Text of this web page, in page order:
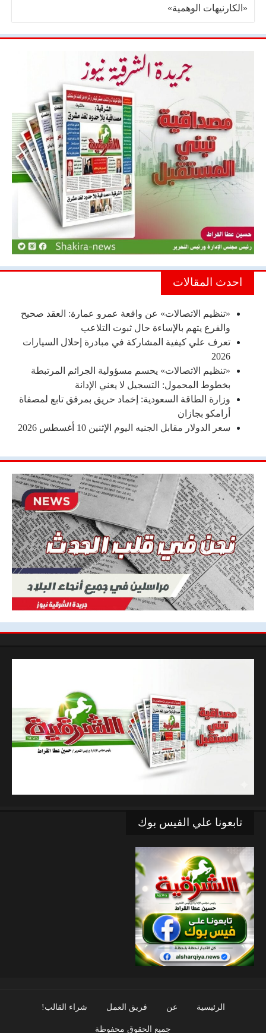
«الكارنيهات الوهمية»
احدث المقالات
«تنظيم الاتصالات» عن واقعة عمرو عمارة: العقد صحيح
والفرع يتهم بالإساءة حال ثبوت التلاعب
تعرف علي كيفية المشاركة في مبادرة إحلال السيارات
2026
«تنظيم الاتصالات» يحسم مسؤولية الجرائم المرتبطة
بخطوط المحمول: التسجيل لا يعني الإدانة
وزارة الطاقة السعودية: إخماد حريق بمرفق تابع لمصفاة
أرامكو بجازان
سعر الدولار مقابل الجنيه اليوم الإثنين 10 أغسطس 2026
تابعونا علي الفيس بوك
الرئيسية عن فريق العمل شراء القالب!
جميع الحقوق محفوظة